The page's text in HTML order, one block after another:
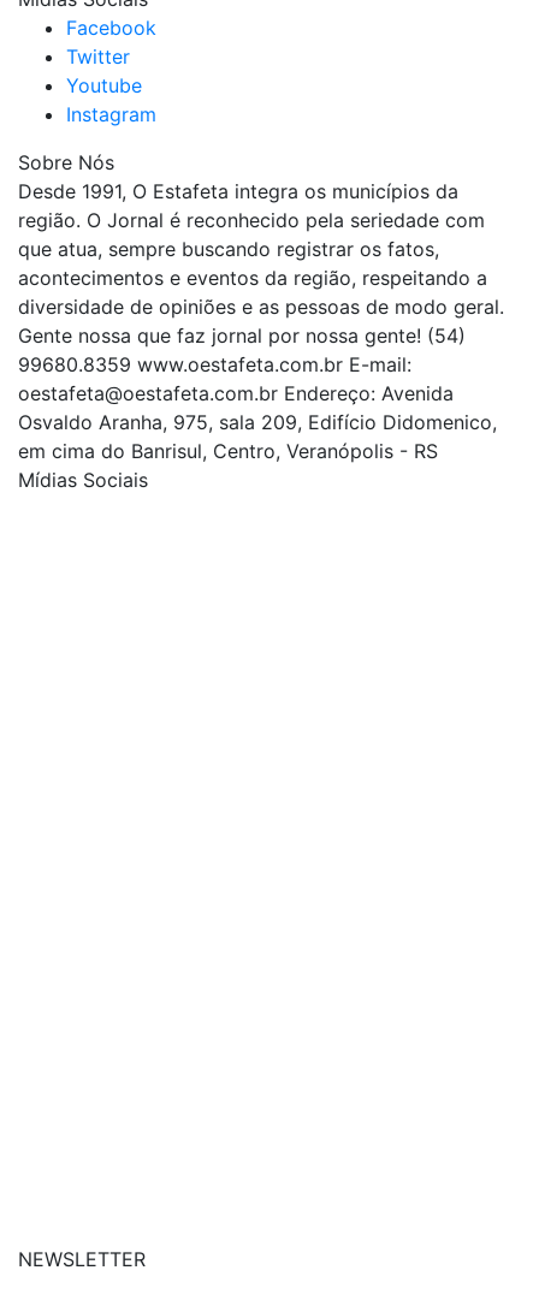
Facebook
Twitter
Youtube
Instagram
Sobre Nós
Desde 1991, O Estafeta integra os municípios da
região. O Jornal é reconhecido pela seriedade com
que atua, sempre buscando registrar os fatos,
acontecimentos e eventos da região, respeitando a
diversidade de opiniões e as pessoas de modo geral.
Gente nossa que faz jornal por nossa gente! (54)
99680.8359 www.oestafeta.com.br E-mail:
oestafeta@oestafeta.com.br Endereço: Avenida
Osvaldo Aranha, 975, sala 209, Edifício Didomenico,
em cima do Banrisul, Centro, Veranópolis - RS
Mídias Sociais
NEWSLETTER